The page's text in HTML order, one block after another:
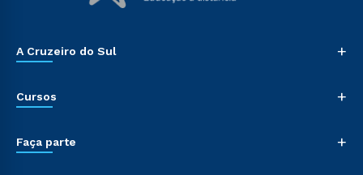
A Cruzeiro do Sul +
Cursos +
Faça parte +